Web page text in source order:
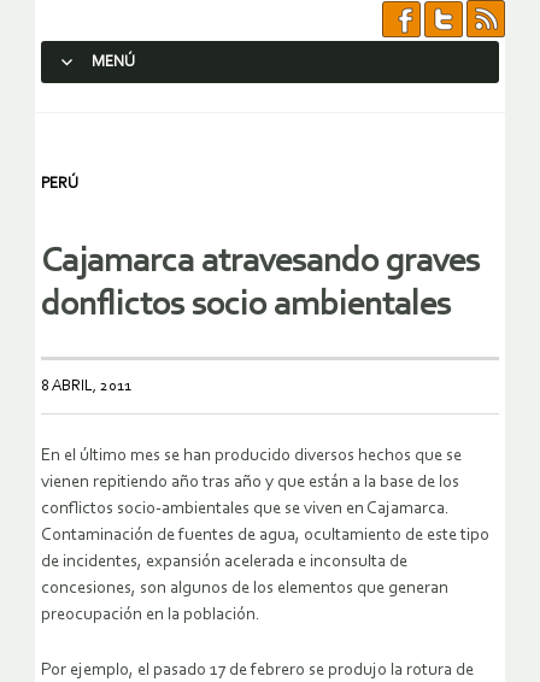
MENÚ
PERÚ
Cajamarca atravesando graves
donflictos socio ambientales
8 ABRIL, 2011
En el último mes se han producido diversos hechos que se
vienen repitiendo año tras año y que están a la base de los
conflictos socio-ambientales que se viven en Cajamarca.
Contaminación de fuentes de agua, ocultamiento de este tipo
de incidentes, expansión acelerada e inconsulta de
concesiones, son algunos de los elementos que generan
preocupación en la población.
Por ejemplo, el pasado 17 de febrero se produjo la rotura de